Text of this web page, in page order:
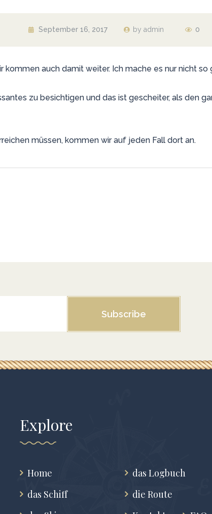
September 16, 2017 by admin 0
kommen auch damit weiter. Ich mache es nur nicht so
zu besichtigen und das ist gescheiter, als den
müssen, kommen wir auf jeden Fall dort an.
Subscribe
Explore
Home
das Schiff
das Logbuch
die Route